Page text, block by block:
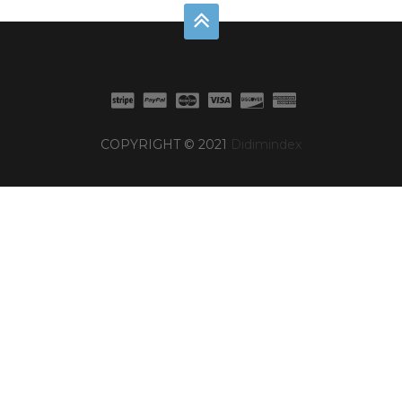
COPYRIGHT © 2021 Didimindex